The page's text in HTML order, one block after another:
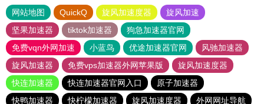
网站地图 QuickQ 旋风加速度器
旋风加速
坚果加速器
tiktok加速器
狗急加速器官网
免费vqn外网加速
小蓝鸟 优途加速器官网
风驰加速器
旋风加速器
免费vps加速器外网苹果版
旋风加速度器
快连加速器
快连加速器官网入口
原子加速器
快鸭加速器
快柠檬加速器 旋风加速度器 外网网址导航